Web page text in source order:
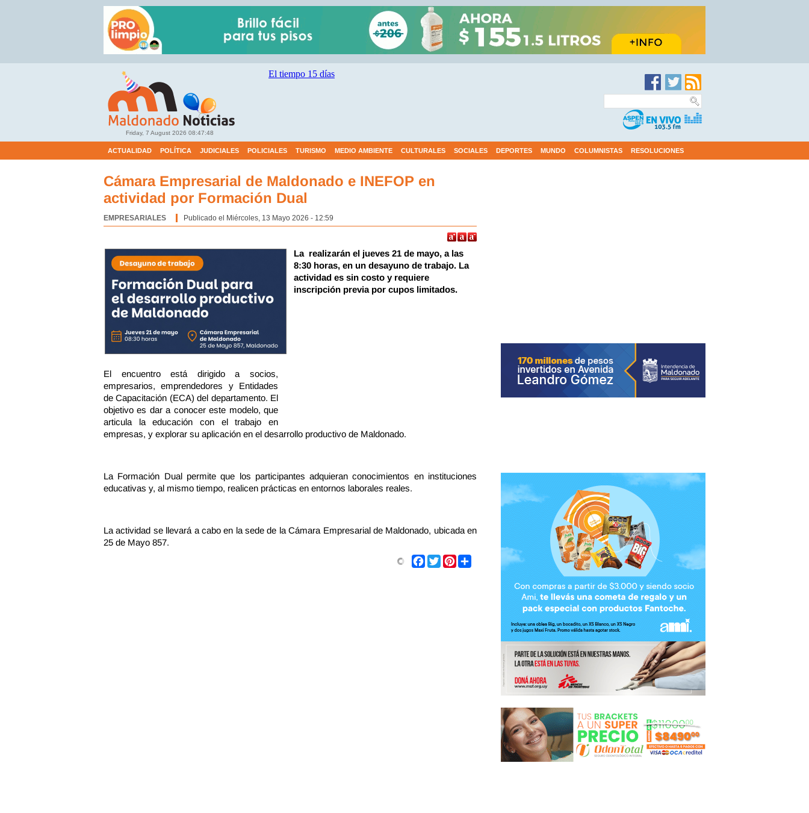
Friday, 7 August 2026 08:47:49
ACTUALIDAD POLÍTICA JUDICIALES POLICIALES TURISMO MEDIO AMBIENTE CULTURALES SOCIALES DEPORTES MUNDO COLUMNISTAS RESOLUCIONES
Cámara Empresarial de Maldonado e INEFOP en
actividad por Formación Dual
EMPRESARIALES Publicado el Miércoles, 13 Mayo 2026 - 12:59
La realizarán el jueves 21 de mayo, a las
8:30 horas, en un desayuno de trabajo. La
actividad es sin costo y requiere
inscripción previa por cupos limitados.
El encuentro está dirigido a socios,
empresarios, emprendedores y Entidades
de Capacitación (ECA) del departamento. El
objetivo es dar a conocer este modelo, que
articula la educación con el trabajo en
empresas, y explorar su aplicación en el desarrollo productivo de Maldonado.
La Formación Dual permite que los participantes adquieran conocimientos en instituciones
educativas y, al mismo tiempo, realicen prácticas en entornos laborales reales.
La actividad se llevará a cabo en la sede de la Cámara Empresarial de Maldonado, ubicada en
25 de Mayo 857.
Facebook
TwitterPinterest